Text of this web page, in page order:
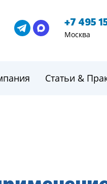
+7 495
Москва
Статьи &